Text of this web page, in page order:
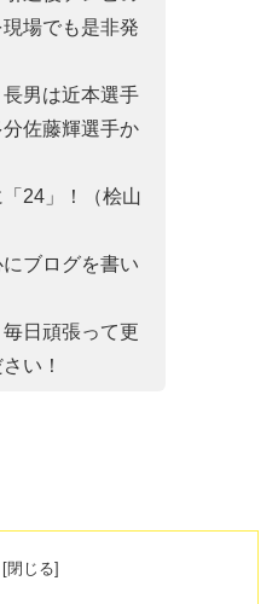
場でも是非発
男は近本選手
佐藤輝選手か
24」！（桧山
ブログを書い
日頑張って更
い！